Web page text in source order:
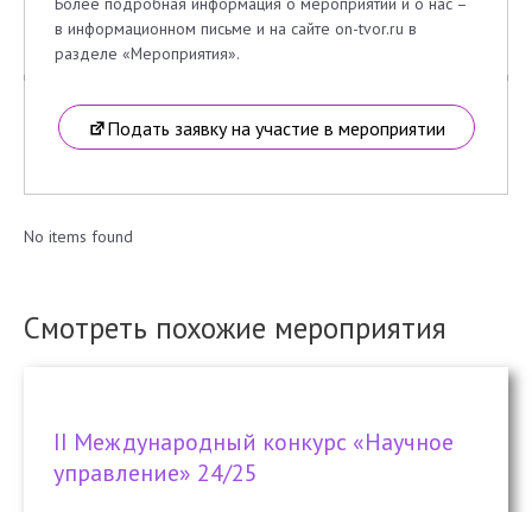
в информационном письме и на сайте on-tvor.ru в
разделе «Мероприятия».
Подать заявку на участие в мероприятии
No items found
Смотреть похожие мероприятия
II Международный конкурс «Научное
управление» 24/25